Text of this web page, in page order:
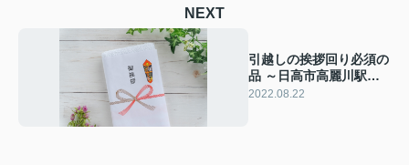
NEXT
引越しの挨拶回り必須の
品 ～日高市高麗川駅前
不動産コラム～
2022.08.22